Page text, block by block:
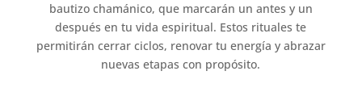
bautizo chamánico, que marcarán un antes y un
después en tu vida espiritual. Estos rituales te
permitirán cerrar ciclos, renovar tu energía y abrazar
nuevas etapas con propósito.